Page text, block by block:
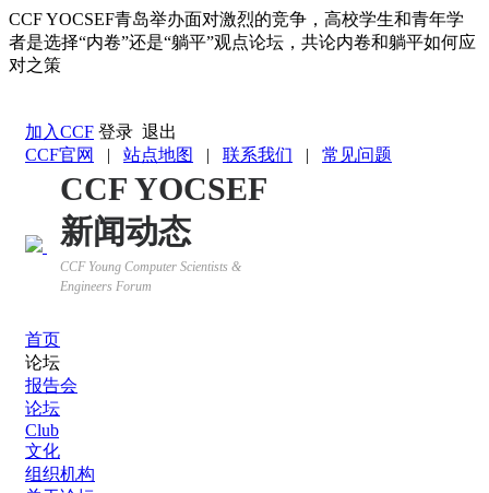
CCF YOCSEF青岛举办面对激烈的竞争，高校学生和青年学
者是选择“内卷”还是“躺平”观点论坛，共论内卷和躺平如何应
对之策
加入CCF 登录 退出
CCF官网
| 站点地图 | 联系我们 | 常见问题
CCF YOCSEF
新闻动态
CCF Young Computer Scientists &
Engineers Forum
首页
论坛
报告会
论坛
Club
文化
组织机构